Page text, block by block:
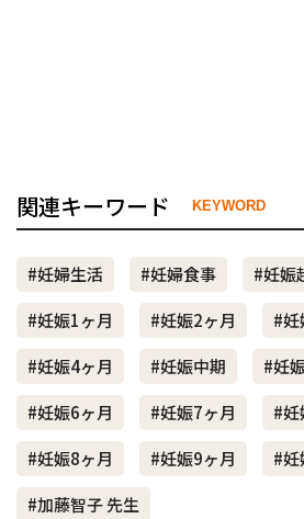
関連キーワード KEYWORD
#妊婦生活 #妊婦食事
#妊娠
#妊娠1ヶ月
#妊娠2ヶ月
#妊
#妊娠4ヶ月
#妊娠中期
#妊
#妊娠6ヶ月
#妊娠7ヶ月
#妊
#妊娠8ヶ月
#妊娠9ヶ月 #妊
#加藤智子 先生